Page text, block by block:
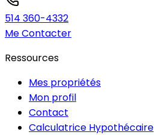
514 360-4332
Me Contacter
Ressources
Mes propriétés
Mon profil
Contact
Calculatrice Hypothécaire